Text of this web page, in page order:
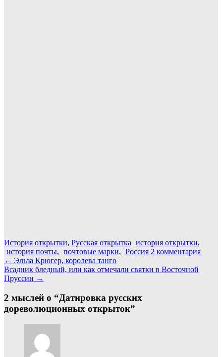
История открытки, Русская открытка история открытки,
история почты, почтовые марки, Россия 2 комментария
Навигация
по
записям
← Эльза Крюгер, королева танго
Всадник бледный, или как отмечали святки в Восточной
Пруссии →
2 мыслей о “Датировка русских
дореволюционных открыток”